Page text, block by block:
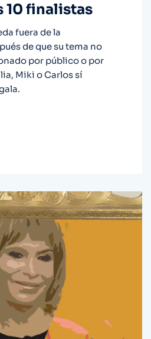
10 finalistas
fuera de la
de que su tema no
por público o por
Miki o Carlos sí